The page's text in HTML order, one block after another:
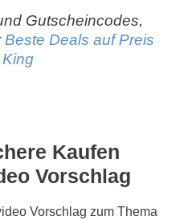
Gutscheincodes,
Beste Deals auf Preis
King
Kaufen
Vorschlag
Vorschlag zum Thema